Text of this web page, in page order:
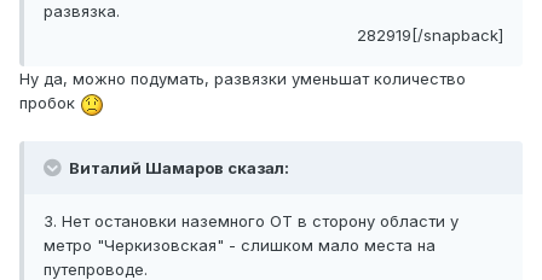
развязка.
282919[/snapback]
Ну да, можно подумать, развязки уменьшат количество
пробок
Виталий Шамаров сказал:
3. Нет остановки наземного ОТ в сторону области у
метро "Черкизовская" - слишком мало места на
путепроводе.